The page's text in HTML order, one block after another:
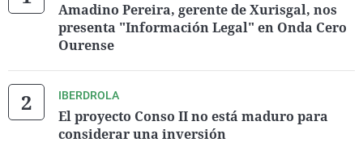
Amadino Pereira, gerente de Xurisgal, nos
presenta "Información Legal" en Onda Cero
Ourense
IBERDROLA
El proyecto Conso II no está maduro para
considerar una inversión